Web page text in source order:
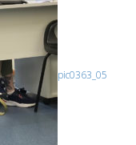
pic0363_05